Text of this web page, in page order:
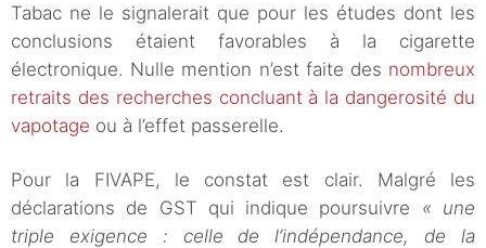
Tabac ne le signalerait que pour les études dont les
conclusions étaient favorables à la cigarette
électronique. Nulle mention n’est faite des nombreux
retraits des recherches concluant à la dangerosité du
vapotage ou à l’effet passerelle.
Pour la FIVAPE, le constat est clair. Malgré les
déclarations de GST qui indique poursuivre « une
triple exigence : celle de l’indépendance, de la